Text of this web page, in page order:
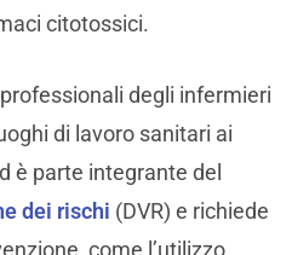
citotossici.
degli infermieri
di lavoro sanitari ai
è parte integrante del
dei rischi (DVR) e richiede